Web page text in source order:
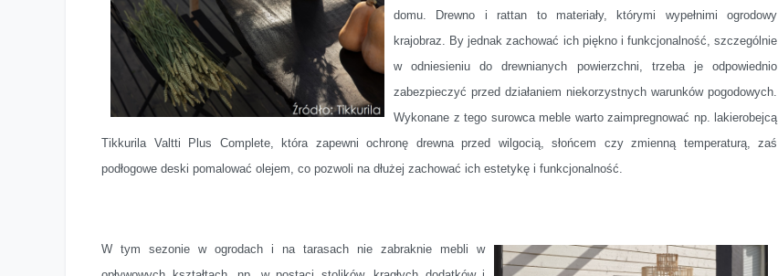
domu. Drewno i rattan to materiały, którymi wypełnimi ogrodowy
krajobraz. By jednak zachować ich piękno i funkcjonalność, szczególnie
w odniesieniu do drewnianych powierzchni, trzeba je odpowiednio
zabezpieczyć przed działaniem niekorzystnych warunków pogodowych.
Wykonane z tego surowca meble warto zaimpregnować np. lakierobejcą
Tikkurila Valtti Plus Complete, która zapewni ochronę drewna przed wilgocią, słońcem czy zmienną temperaturą, zaś
podłogowe deski pomalować olejem, co pozwoli na dłużej zachować ich estetykę i funkcjonalność.
W tym sezonie w ogrodach i na tarasach nie zabraknie mebli w